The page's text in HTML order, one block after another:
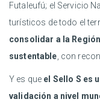
Futaleufú; el Servicio
turísticos de todo el
consolidar a la
sustentable , con
Y es que el Sello S es
validación a nivel